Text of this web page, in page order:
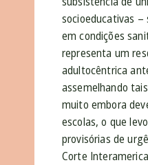
socioeducativas –
em condições
representa um
adultocêntrica
assemelhando
muito embora
escolas, o que
provisórias de
Corte